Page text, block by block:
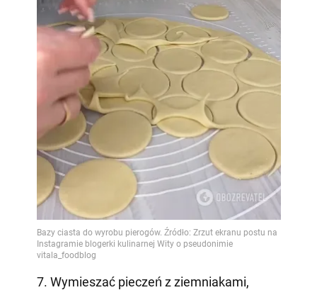
7. Wymieszać pieczeń z ziemniakami,